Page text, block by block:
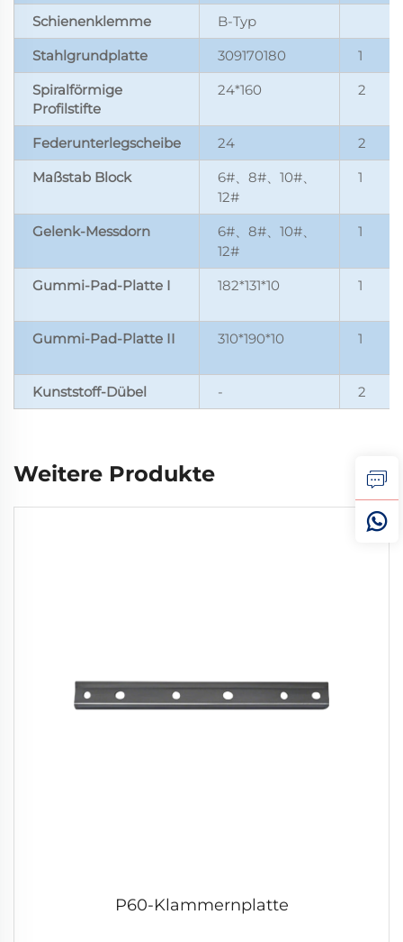
Schienenklemme
B-Typ
Stahlgrundplatte
309170180
1
Spiralförmige
Profilstifte
24*160 2
Federunterlegscheibe 24
2
Maßstab Block
6# 8# 10#
12#
1
Gelenk-Messdorn 6# 8# 10#
12#
1
Gummi-Pad-Platte I 182*131*10 1
Gummi-Pad-Platte II 310*190*10 1
Kunststoff-Dübel - 2
Weitere Produkte
P60-Klammernplatte